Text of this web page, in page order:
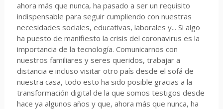
ahora más que nunca, ha pasado a ser un requisito
indispensable para seguir cumpliendo con nuestras
necesidades sociales, educativas, laborales y... Si algo
ha puesto de manifiesto la crisis del coronavirus es la
importancia de la tecnología. Comunicarnos con
nuestros familiares y seres queridos, trabajar a
distancia e incluso visitar otro país desde el sofá de
nuestra casa, todo esto ha sido posible gracias a la
transformación digital de la que somos testigos desde
hace ya algunos años y que, ahora más que nunca, ha